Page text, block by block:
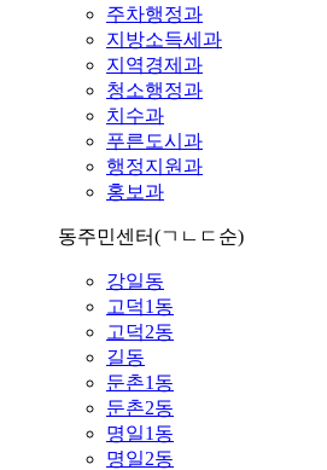
주차행정과
지방소득세과
지역경제과
청소행정과
치수과
푸른도시과
행정지원과
홍보과
동주민센터(ㄱㄴㄷ순)
강일동
고덕1동
고덕2동
길동
둔촌1동
둔촌2동
명일1동
명일2동